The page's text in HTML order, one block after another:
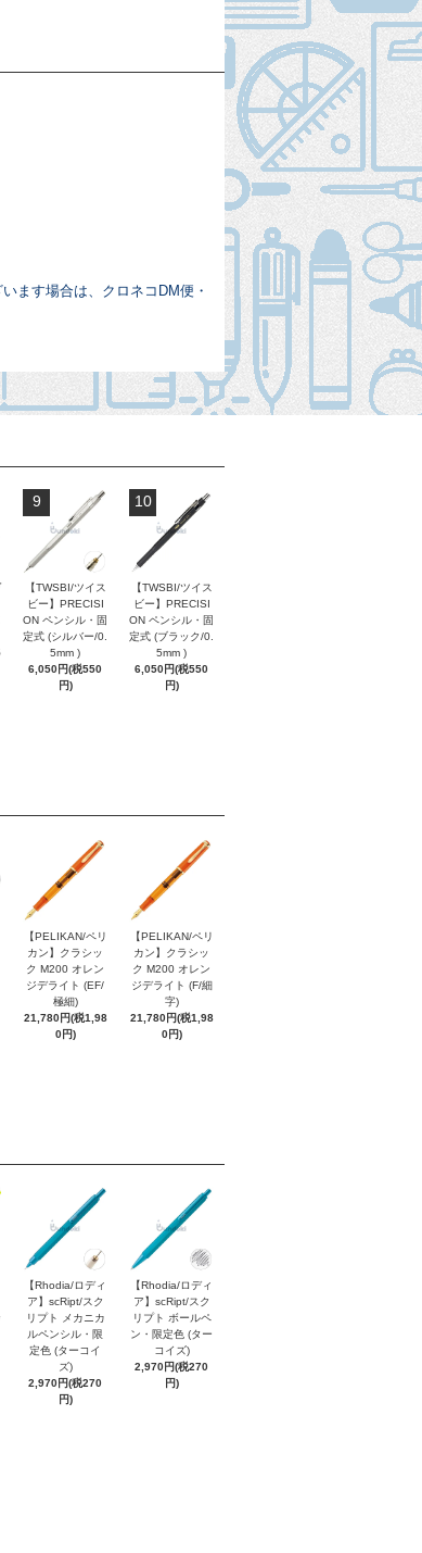
ます場合は、クロネコDM便・
9
【TWSBI/ツイス
ビー】PRECISI
ON ペンシル・固
定式 (シルバー/0.
5mm )
6,050円(税550
円)
10
【TWSBI/ツイス
ビー】PRECISI
ON ペンシル・固
定式 (ブラック/0.
5mm )
6,050円(税550
円)
【PELIKAN/ペリ
カン】クラシッ
ク M200 オレン
ジデライト (EF/
極細)
21,780円(税1,98
0円)
【PELIKAN/ペリ
カン】クラシッ
ク M200 オレン
ジデライト (F/細
字)
21,780円(税1,98
0円)
【Rhodia/ロディ
ア】scRipt/スク
リプト メカニカ
ルペンシル・限
定色 (ターコイ
ズ)
2,970円(税270
円)
【Rhodia/ロディ
ア】scRipt/スク
リプト ボールペ
ン・限定色 (ター
コイズ)
2,970円(税270
円)